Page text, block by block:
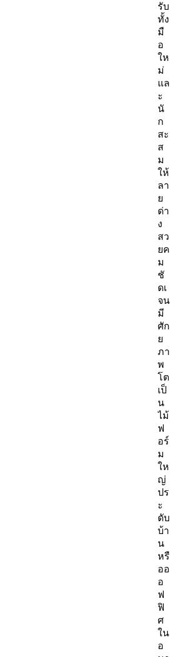
รับ
ทั้ง
มื
อ
ให
ม่
แล
ะ
นั
ก
สะ
ส
ม
ให้
ลา
ย
ด่า
ง
สว
ยค
ม
ชั
ดเ
จน
มี
ศัก
ย
ภา
พ
โต
เป็
น
ไม้
ฟ
อร์
ม
ให
ญ่
ปร
ะ
ดับ
บ้า
น
หรื
ออ
อ
ฟ
ฟิ
ศ
ใน
อ